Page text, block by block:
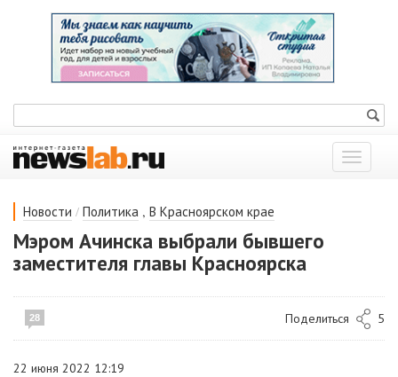
Показать
меню
Новости / Политика , В Красноярском крае
Мэром Ачинска выбрали бывшего
заместителя главы Красноярска
28 Поделиться 5
22 июня 2022 12:19